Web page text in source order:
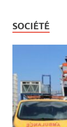
SOCIÉTÉ